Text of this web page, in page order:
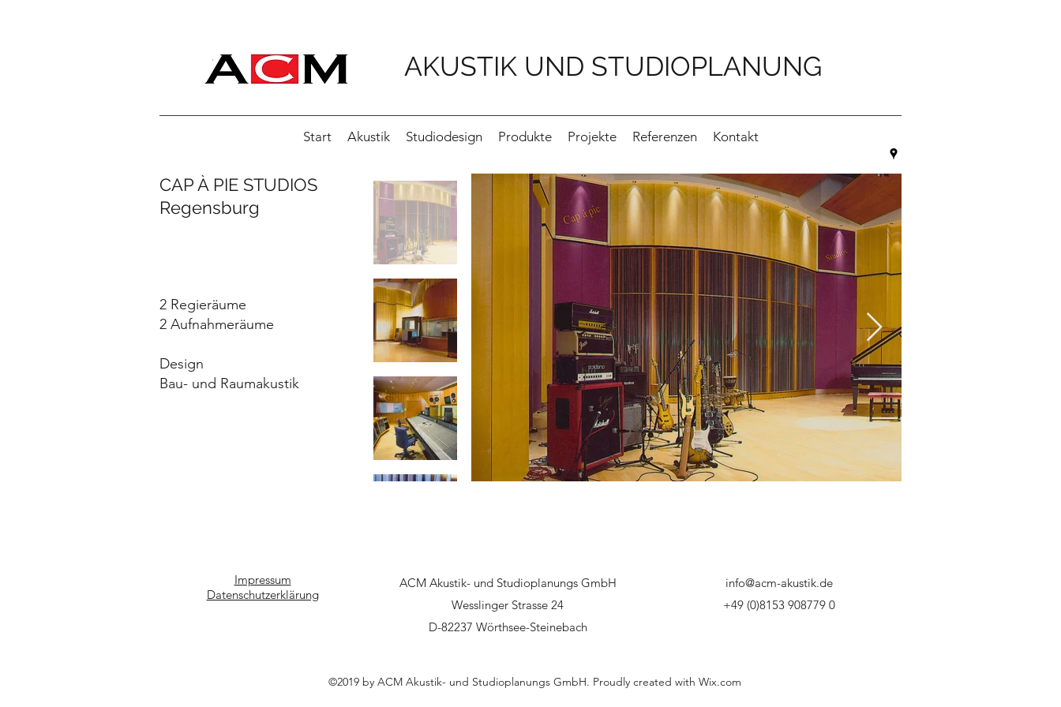
AKUSTIK UND STUDIOPLANUNG
Start Akustik Studiodesign Produkte Projekte Referenzen Kontakt
CAP À PIE STUDIOS
Regensburg
2 Regieräume
2 Aufnahmeräume
Design
Bau- und Raumakustik
Impressum
Datenschutzerklärung
ACM Akustik- und Studioplanungs GmbH
Wesslinger Strasse 24
D-82237 Wörthsee-Steinebach
info@acm-akustik.de
+49 (0)8153 908779 0
©2019 by ACM Akustik- und Studioplanungs GmbH. Proudly created with Wix.com